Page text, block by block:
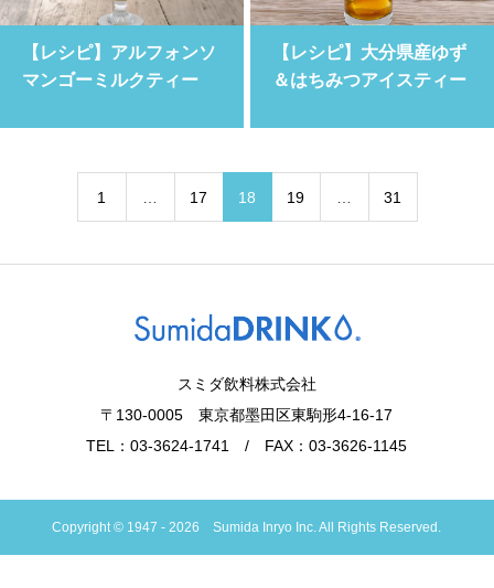
【レシピ】アルフォンソ
マンゴーミルクティー
【レシピ】大分県産ゆず
＆はちみつアイスティー
1 17 18 19 31
スミダ飲料株式会社
〒130-0005 東京都墨田区東駒形4-16-17
TEL：03-3624-1741 / FAX：03-3626-1145
Copyright © 1947 - 2026 Sumida Inryo Inc. All Rights Reserved.